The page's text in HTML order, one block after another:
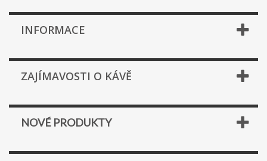
INFORMACE
ZAJÍMAVOSTI O KÁVĚ
NOVÉ PRODUKTY